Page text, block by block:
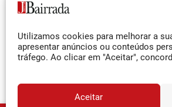
Utilizamos cookies para melhorar a
apresentar anúncios ou conteúdos
tráfego. Ao clicar em "Aceitar",
Aceitar